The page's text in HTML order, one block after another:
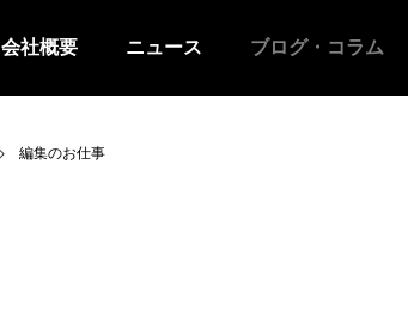
会社概要 ニュース ブログ・コラム
編集のお仕事